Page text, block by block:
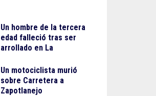
Un hombre de la tercera
edad falleció tras ser
arrollado en La
Un motociclista murió
sobre Carretera a
Zapotlanejo